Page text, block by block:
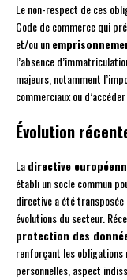
Le non-respect de ces
Code de commerce qui
et/ou un
l’absence
majeurs, notamment
commerciaux ou
Évolution
Ladirective
établi un socle commun
directive a été
évolutions du secteur.
protection des
renforçant les obligations
personnelles, aspect